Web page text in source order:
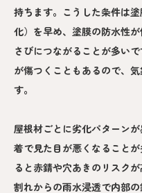
持ちます。こうした条件は
化）を早め、塗膜の防水性
さびにつながることが多い
が傷つくこともあるので、
す。
屋根材ごとに劣化パターン
着で見た目が悪くなること
ると赤錆や穴あきのリスク
割れからの雨水浸透で内部